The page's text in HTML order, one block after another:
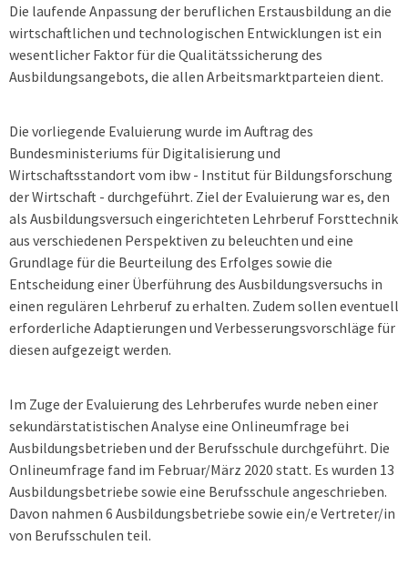
Die laufende Anpassung der beruflichen Erstausbildung an die
wirtschaftlichen und technologischen Entwicklungen ist ein
wesentlicher Faktor für die Qualitätssicherung des
Ausbildungsangebots, die allen Arbeitsmarktparteien dient.
Die vorliegende Evaluierung wurde im Auftrag des
Bundesministeriums für Digitalisierung und
Wirtschaftsstandort vom ibw - Institut für Bildungsforschung
der Wirtschaft - durchgeführt. Ziel der Evaluierung war es, den
als Ausbildungsversuch eingerichteten Lehrberuf Forsttechnik
aus verschiedenen Perspektiven zu beleuchten und eine
Grundlage für die Beurteilung des Erfolges sowie die
Entscheidung einer Überführung des Ausbildungsversuchs in
einen regulären Lehrberuf zu erhalten. Zudem sollen eventuell
erforderliche Adaptierungen und Verbesserungsvorschläge für
diesen aufgezeigt werden.
Im Zuge der Evaluierung des Lehrberufes wurde neben einer
sekundärstatistischen Analyse eine Onlineumfrage bei
Ausbildungsbetrieben und der Berufsschule durchgeführt. Die
Onlineumfrage fand im Februar/März 2020 statt. Es wurden 13
Ausbildungsbetriebe sowie eine Berufsschule angeschrieben.
Davon nahmen 6 Ausbildungsbetriebe sowie ein/e Vertreter/in
von Berufsschulen teil.